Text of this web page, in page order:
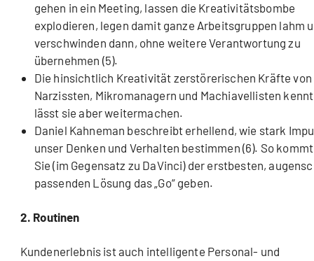
gehen in ein Meeting, lassen die Kreativitätsbombe
explodieren, legen damit ganze Arbeitsgruppen lahm
verschwinden dann, ohne weitere Verantwortung zu
übernehmen (5).
Die hinsichtlich Kreativität zerstörerischen Kräfte von
Narzissten, Mikromanagern und Machiavellisten
lässt sie aber weitermachen.
Daniel Kahneman beschreibt erhellend, wie stark
unser Denken und Verhalten bestimmen (6). So
Sie (im Gegensatz zu DaVinci) der erstbesten,
passenden Lösung das „Go“ geben.
2. Routinen
Kundenerlebnis ist auch intelligente Personal- und